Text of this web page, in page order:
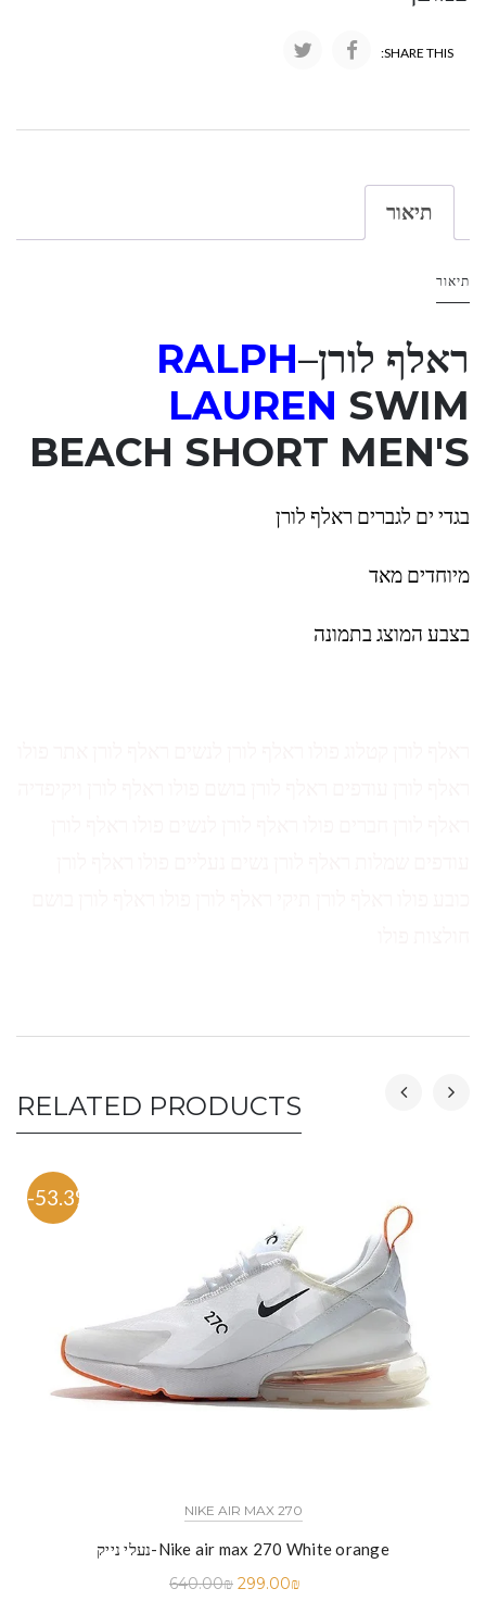
SHARE THIS:
תיאור
תיאור
ראלף לורן–
RALPH
LAUREN SWIM
BEACH SHORT MEN'S
בגדי ים לגברים ראלף לורן
מיוחדים מאד
בצבע המוצג בתמונה
RELATED PRODUCTS
-53.3%
NIKE AIR MAX 270
נעלי נייק-Nike air max 270 White orange
640.00₪ 299.00₪